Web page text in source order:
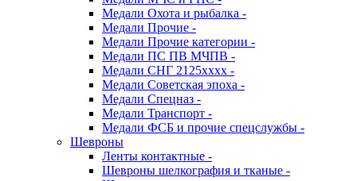
Медали Охота и рыбалка -
Медали Прочие -
Медали Прочие категории -
Медали ПС ПВ МЧПВ -
Медали СНГ 2125хххх -
Медали Советская эпоха -
Медали Спецназ -
Медали Транспорт -
Медали ФСБ и прочие спецслужбы -
Шевроны
Ленты контактные -
Шевроны шелкография и тканые -